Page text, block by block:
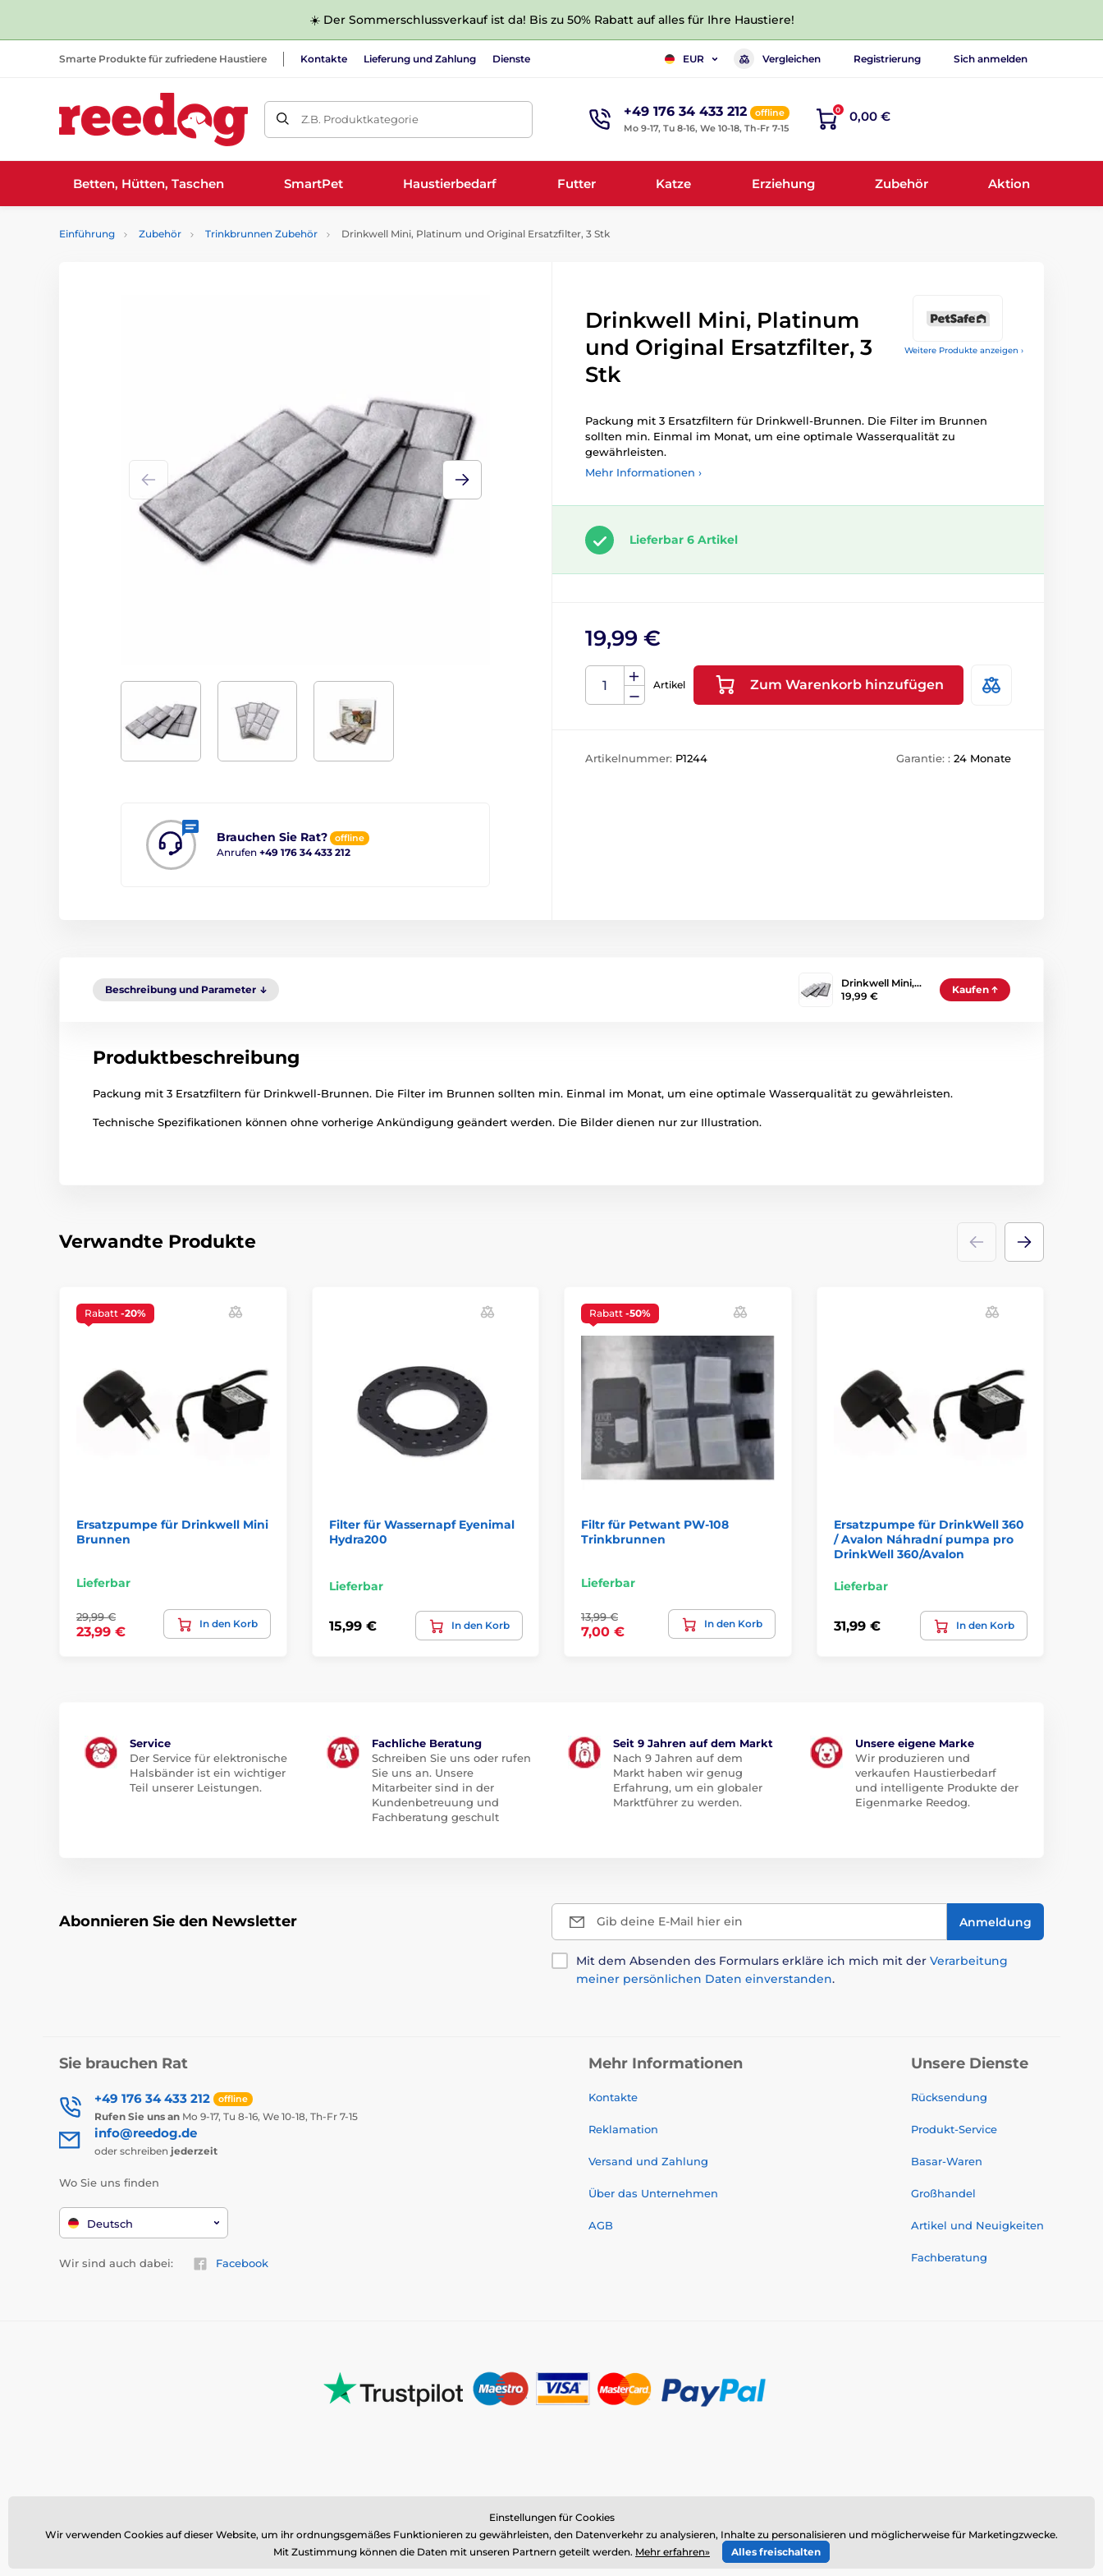
☀️ Der Sommerschlussverkauf ist da! Bis zu 50% Rabatt auf alles für Ihre Haustiere!
Smarte Produkte für zufriedene Haustiere Kontakte Lieferung und Zahlung Dienste EUR Vergleichen Registrierung Sich anmelden
Z.B. Produktkategorie +49 176 34 433 212
offline
Mo 9-17, Tu 8-16, We 10-18, Th-Fr 7-15
0 0,00 €
Betten, Hütten, Taschen SmartPet Haustierbedarf Futter Katze Erziehung Zubehör Aktion
Einführung Zubehör Trinkbrunnen Zubehör Drinkwell Mini, Platinum und Original Ersatzfilter, 3 Stk
Weitere Produkte anzeigen ›
Brauchen Sie Rat? offline
Anrufen +49 176 34 433 212
Drinkwell Mini, Platinum
und Original Ersatzfilter, 3
Stk
Packung mit 3 Ersatzfiltern für Drinkwell-Brunnen. Die Filter im Brunnen
sollten min. Einmal im Monat, um eine optimale Wasserqualität zu
gewährleisten.
Mehr Informationen ›
Lieferbar 6 Artikel
19,99 €
Artikel Zum Warenkorb hinzufügen
Artikelnummer: P1244 Garantie: : 24 Monate
Beschreibung und Parameter
Drinkwell Mini,…
19,99 €
Kaufen
Produktbeschreibung
Packung mit 3 Ersatzfiltern für Drinkwell-Brunnen. Die Filter im Brunnen sollten min. Einmal im Monat, um eine optimale Wasserqualität zu gewährleisten.
Technische Spezifikationen können ohne vorherige Ankündigung geändert werden. Die Bilder dienen nur zur Illustration.
Verwandte Produkte
Rabatt -20%
Ersatzpumpe für Drinkwell Mini
Brunnen
Lieferbar
29,99 €
23,99 €
In den Korb
Filter für Wassernapf Eyenimal
Hydra200
Lieferbar
15,99 € In den Korb
Rabatt -50%
Filtr für Petwant PW-108
Trinkbrunnen
Lieferbar
13,99 €
7,00 €
In den Korb
Ersatzpumpe für DrinkWell 360
/ Avalon Náhradní pumpa pro
DrinkWell 360/Avalon
Lieferbar
31,99 € In den Korb
Service
Der Service für elektronische
Halsbänder ist ein wichtiger
Teil unserer Leistungen.
Fachliche Beratung
Schreiben Sie uns oder rufen
Sie uns an. Unsere
Mitarbeiter sind in der
Kundenbetreuung und
Fachberatung geschult
Seit 9 Jahren auf dem Markt
Nach 9 Jahren auf dem
Markt haben wir genug
Erfahrung, um ein globaler
Marktführer zu werden.
Unsere eigene Marke
Wir produzieren und
verkaufen Haustierbedarf
und intelligente Produkte der
Eigenmarke Reedog.
Abonnieren Sie den Newsletter Gib deine E-Mail hier ein Anmeldung
Mit dem Absenden des Formulars erkläre ich mich mit der Verarbeitung
meiner persönlichen Daten einverstanden.
Sie brauchen Rat
+49 176 34 433 212 offline
Rufen Sie uns an Mo 9-17, Tu 8-16, We 10-18, Th-Fr 7-15
info@reedog.de
oder schreiben jederzeit
Wo Sie uns finden
Deutsch
Wir sind auch dabei: Facebook
Mehr Informationen
Kontakte
Reklamation
Versand und Zahlung
Über das Unternehmen
AGB
Unsere Dienste
Rücksendung
Produkt-Service
Basar-Waren
Großhandel
Artikel und Neuigkeiten
Fachberatung
© 2026 www.reedog.de ⦁ E-Shop erstellt von
Einstellungen für Cookies
Wir verwenden Cookies auf dieser Website, um ihr ordnungsgemäßes Funktionieren zu gewährleisten, den Datenverkehr zu analysieren, Inhalte zu personalisieren und möglicherweise für Marketingzwecke.
Mit Zustimmung können die Daten mit unseren Partnern geteilt werden. Mehr erfahren» Alles freischalten